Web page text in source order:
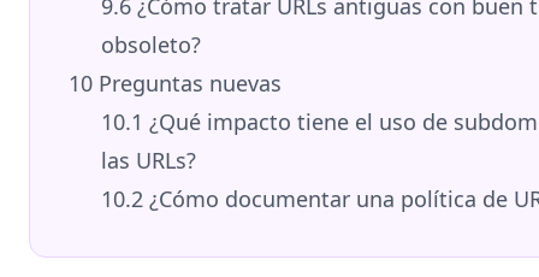
9.6 ¿Cómo tratar URLs antiguas con
obsoleto?
10 Preguntas nuevas
10.1 ¿Qué impacto tiene el uso de
las URLs?
10.2 ¿Cómo documentar una política de